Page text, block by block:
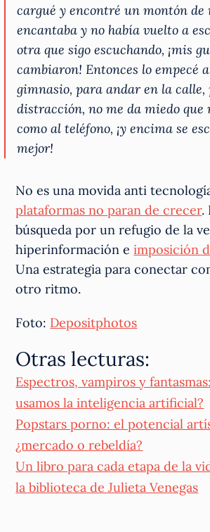
cargué y encontré un montón de
encantaba y no había vuelto a
otra que sigo escuchando, ¡mis
cambiaron! Entonces lo empecé
gimnasio, para andar en la calle,
distracción, no me da miedo que
como al teléfono, ¡y encima se
mejor!
No es una movida anti
plataformas no paran de crecer.
búsqueda por un refugio de la
hiperinformación eimposición
Una estrategia para conectar
otro ritmo.
Foto: Depositphotos
Otras lecturas:
Espectros, vampiros y
usamos la inteligencia artificial?
Popstars porno: el potencial
¿mercado o rebeldía?
Un libro para cada etapa de la
la biblioteca de Julieta Venegas